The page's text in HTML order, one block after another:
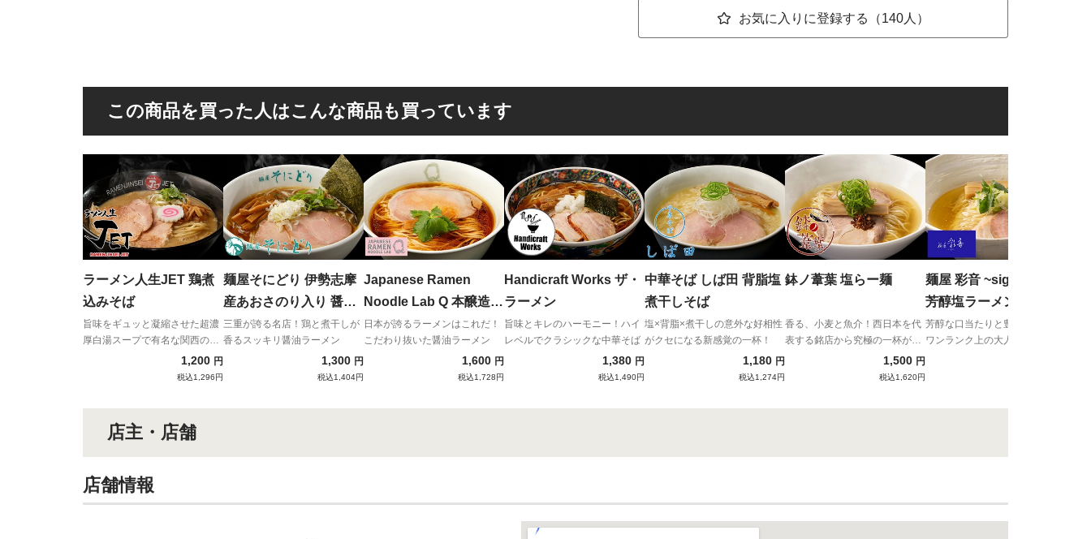
お気に入りに登録する（140人）
この商品を買った人はこんな商品も買っています
ラーメン人生JET 鶏煮
込みそば
旨味をギュッと凝縮させた超濃
厚白湯スープで有名な関西の
1,200 円
税込1,296円
麺屋そにどり 伊勢志摩
産あおさのり入り 醤油
らーめん
三重が誇る名店！鶏と煮干しが
香るスッキリ醤油ラーメン
1,300 円
税込1,404円
Japanese Ramen
Noodle Lab Q 本醸造醤
油らぁ麺
日本が誇るラーメンはこれだ！
こだわり抜いた醤油ラーメン
1,600 円
税込1,728円
Handicraft Works ザ・
ラーメン
旨味とキレのハーモニー！ハイ
レベルでクラシックな中華そば
1,380 円
税込1,490円
中華そば しば田 背脂塩
煮干しそば
塩×背脂×煮干しの意外な好相性
がクセになる新感覚の一杯！
1,180 円
税込1,274円
鉢ノ葦葉 塩らー麺
香る、小麦と魚介！西日本を代
表する銘店から究極の一杯が降
1,500 円
税込1,620円
麺屋 彩音 ~sign~ 淡麗
芳醇塩ラーメン
芳醇な口当たりと豊かな香り！
ワンランク上の大人の淡麗塩ラ
店主・店舗
店舗情報